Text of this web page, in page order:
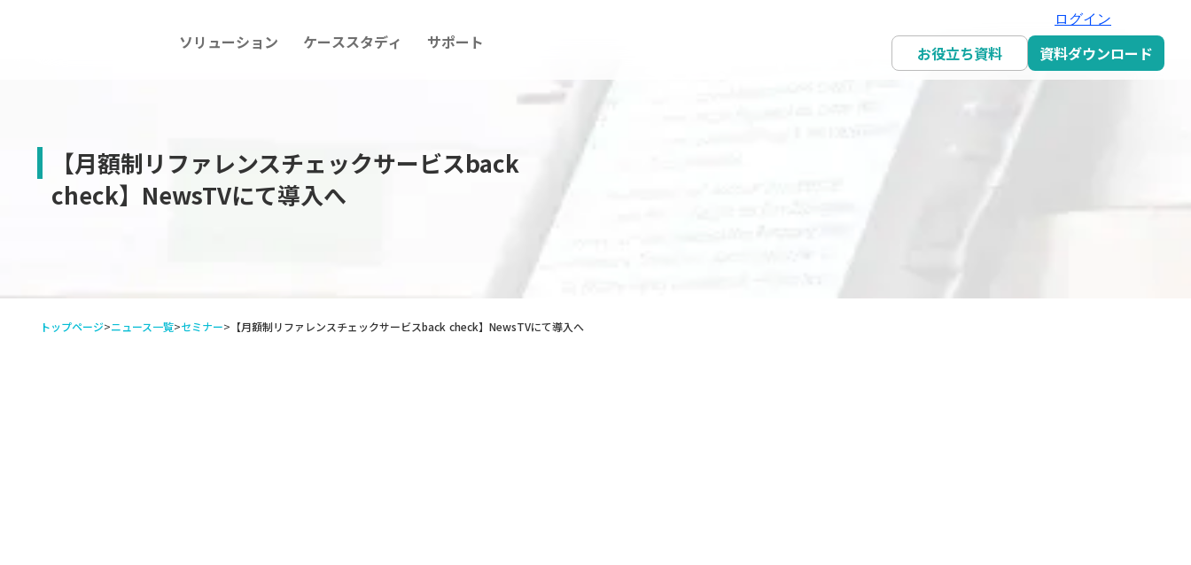
ソリューション ケーススタディ サポート
ログイン
お役立ち資料 資料ダウンロード
【月額制リファレンスチェックサービスback
check】NewsTVにて導入へ
トップページ>ニュース一覧>セミナー> 【月額制リファレンスチェックサービスback check】NewsTVにて導入へ